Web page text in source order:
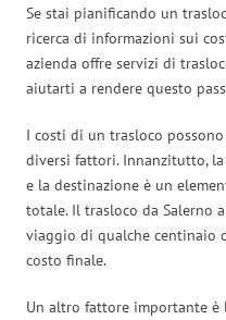
Se stai pianificando un
ricerca di informazioni sui
azienda offre servizi di
aiutarti a rendere questo
I costi di un trasloco
diversi fattori. Innanzitutto,
e la destinazione è un
totale. Il trasloco da Salerno
viaggio di qualche centinaio
costo finale.
Un altro fattore importante